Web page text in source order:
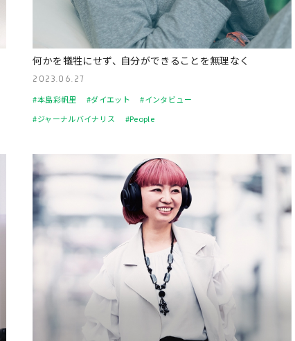
何かを犠牲にせず、 自分ができることを無理なく
2023.06.27
#本島彩帆里 #ダイエット
#インタビュー
#ジャーナルバイナリス
#People